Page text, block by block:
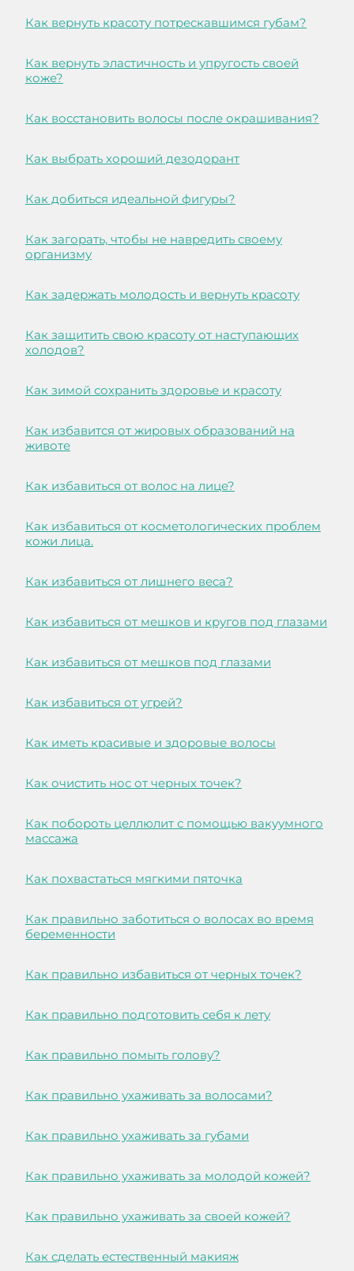
Как вернуть красоту потрескавшимся губам?
Как вернуть эластичность и упругость своей
коже?
Как восстановить волосы после окрашивания?
Как выбрать хороший дезодорант
Как добиться идеальной фигуры?
Как загорать, чтобы не навредить своему
организму
Как задержать молодость и вернуть красоту
Как защитить свою красоту от наступающих
холодов?
Как зимой сохранить здоровье и красоту
Как избавится от жировых образований на
животе
Как избавиться от волос на лице?
Как избавиться от косметологических проблем
кожи лица.
Как избавиться от лишнего веса?
Как избавиться от мешков и кругов под глазами
Как избавиться от мешков под глазами
Как избавиться от угрей?
Как иметь красивые и здоровые волосы
Как очистить нос от черных точек?
Как побороть целлюлит с помощью вакуумного
массажа
Как похвастаться мягкими пяточка
Как правильно заботиться о волосах во время
беременности
Как правильно избавиться от черных точек?
Как правильно подготовить себя к лету
Как правильно помыть голову?
Как правильно ухаживать за волосами?
Как правильно ухаживать за губами
Как правильно ухаживать за молодой кожей?
Как правильно ухаживать за своей кожей?
Как сделать естественный макияж